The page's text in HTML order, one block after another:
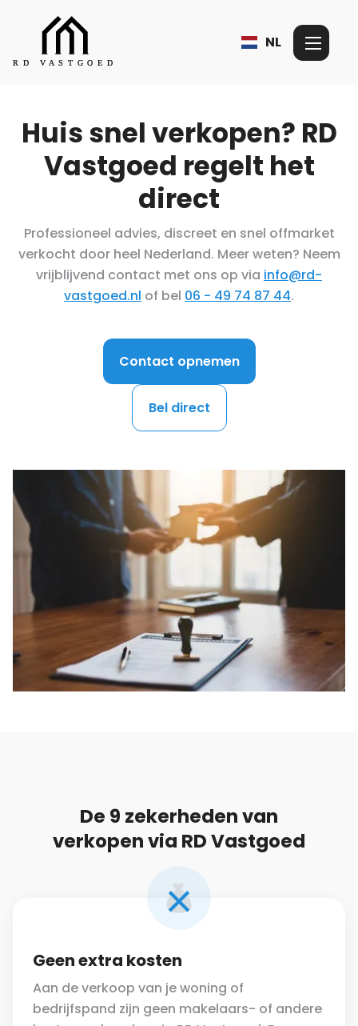
NL
Huis snel verkopen? RD
Vastgoed regelt het
direct
Professioneel advies, discreet en snel offmarket
verkocht door heel Nederland. Meer weten? Neem
vrijblijvend contact met ons op via info@rd-
vastgoed.nl of bel 06 - 49 74 87 44.
Contact opnemen
Bel direct
De 9 zekerheden van
verkopen via RD Vastgoed
Geen extra kosten
Aan de verkoop van je woning of
bedrijfspand zijn geen makelaars- of andere